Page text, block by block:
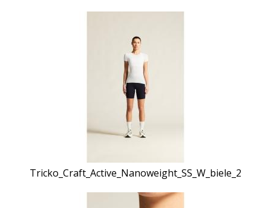
Tricko_Craft_Active_Nanoweight_SS_W_biele_2